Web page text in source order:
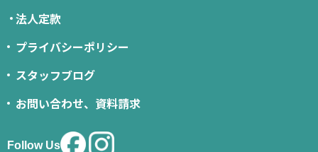
法人定款
プライバシーポリシー
スタッフブログ
お問い合わせ、資料請求
Follow Us